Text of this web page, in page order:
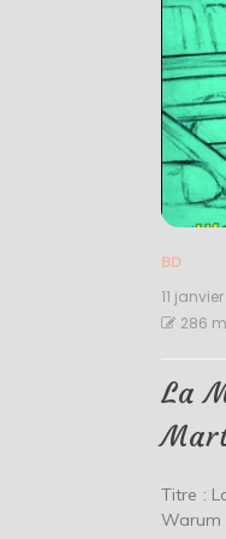
BD
11
286
La
Titre :
Warum